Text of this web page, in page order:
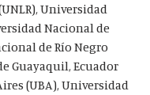
Universidad
Nacional de
de Río Negro
Guayaquil, Ecuador
(UBA), Universidad